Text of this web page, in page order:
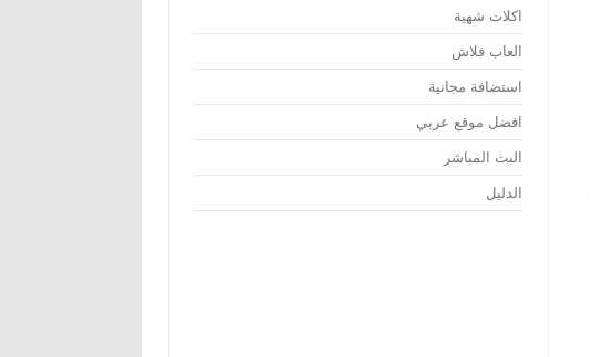
اكلات شهية
العاب فلاش
استضافة مجانية
افضل موقع عربي
البث المباشر
الدليل